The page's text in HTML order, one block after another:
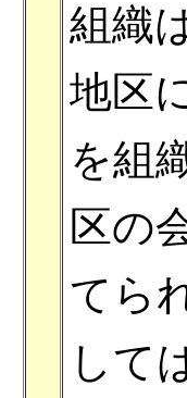
組織
地区
を組
区の
てら
して